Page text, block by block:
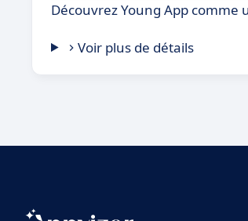
Découvrez Young App
Voir plus de détails